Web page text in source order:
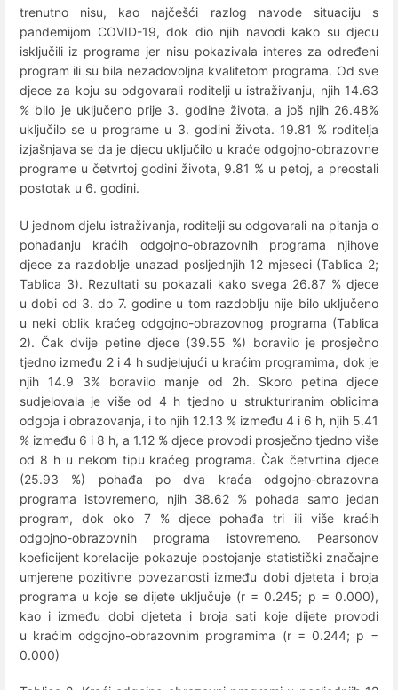
trenutno nisu, kao najčešći razlog navode situaciju s
pandemijom COVID-19, dok dio njih navodi kako su djecu
isključili iz programa jer nisu pokazivala interes za određeni
program ili su bila nezadovoljna kvalitetom programa. Od sve
djece za koju su odgovarali roditelji u istraživanju, njih 14.63
% bilo je uključeno prije 3. godine života, a još njih 26.48%
uključilo se u programe u 3. godini života. 19.81 % roditelja
izjašnjava se da je djecu uključilo u kraće odgojno-obrazovne
programe u četvrtoj godini života, 9.81 % u petoj, a preostali
postotak u 6. godini.
U jednom djelu istraživanja, roditelji su odgovarali na pitanja o
pohađanju kraćih odgojno-obrazovnih programa njihove
djece za razdoblje unazad posljednjih 12 mjeseci (Tablica 2;
Tablica 3). Rezultati su pokazali kako svega 26.87 % djece
u dobi od 3. do 7. godine u tom razdoblju nije bilo uključeno
u neki oblik kraćeg odgojno-obrazovnog programa (Tablica
2). Čak dvije petine djece (39.55 %) boravilo je prosječno
tjedno između 2 i 4 h sudjelujući u kraćim programima, dok je
njih 14.9 3% boravilo manje od 2h. Skoro petina djece
sudjelovala je više od 4 h tjedno u strukturiranim oblicima
odgoja i obrazovanja, i to njih 12.13 % između 4 i 6 h, njih 5.41
% između 6 i 8 h, a 1.12 % djece provodi prosječno tjedno više
od 8 h u nekom tipu kraćeg programa. Čak četvrtina djece
(25.93 %) pohađa po dva kraća odgojno-obrazovna
programa istovremeno, njih 38.62 % pohađa samo jedan
program, dok oko 7 % djece pohađa tri ili više kraćih
odgojno-obrazovnih programa istovremeno. Pearsonov
koeficijent korelacije pokazuje postojanje statistički značajne
umjerene pozitivne povezanosti između dobi djeteta i broja
programa u koje se dijete uključuje (r = 0.245; p = 0.000),
kao i između dobi djeteta i broja sati koje dijete provodi
u kraćim odgojno-obrazovnim programima (r = 0.244; p =
0.000)